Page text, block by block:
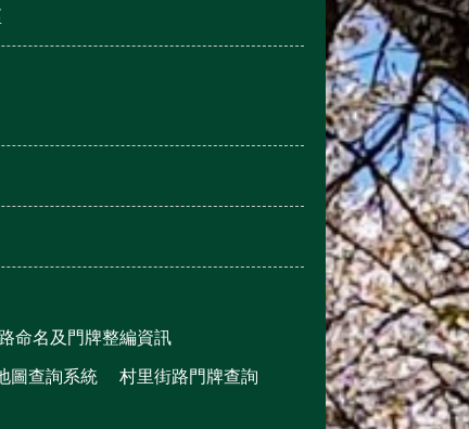
命名及門牌整編資訊
圖查詢系統 村里街路門牌查詢